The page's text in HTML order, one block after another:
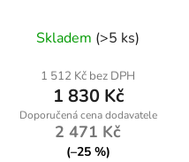
M14, 11 ks, na gres,
obklady, beton a kámen
Skladem (>5 ks)
1 512 Kč bez DPH
1 830 Kč
2 471 Kč
(–25 %)